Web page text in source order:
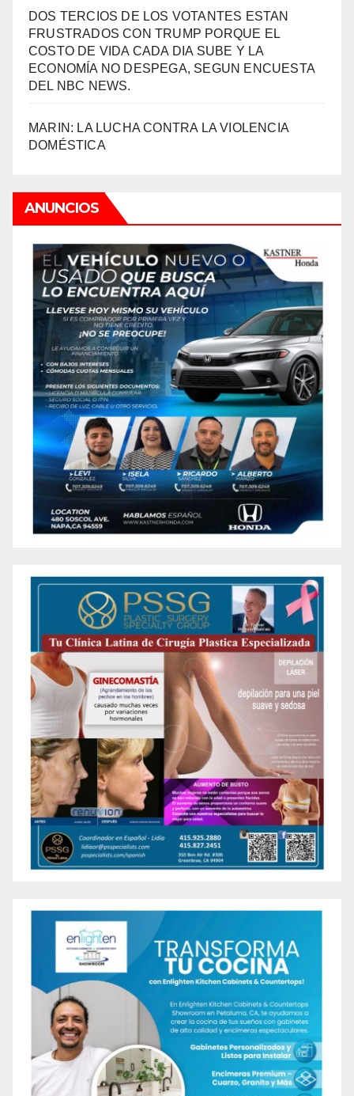
DOS TERCIOS DE LOS VOTANTES ESTAN
FRUSTRADOS CON TRUMP PORQUE EL
COSTO DE VIDA CADA DIA SUBE Y LA
ECONOMÍA NO DESPEGA, SEGUN ENCUESTA
DEL NBC NEWS.
MARIN: LA LUCHA CONTRA LA VIOLENCIA
DOMÉSTICA
ANUNCIOS